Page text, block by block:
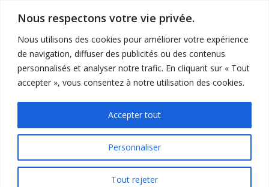
Nous respectons votre vie privée.
Nous utilisons des cookies pour améliorer votre expérience
de navigation, diffuser des publicités ou des contenus
personnalisés et analyser notre trafic. En cliquant sur « Tout
accepter », vous consentez à notre utilisation des cookies.
Personnaliser
Tout rejeter
Accepter tout
MAGALI
Une excellente expérience de voile et de la Grèce et un très
chouette équipage en compagnie d’un skipper également
guide, très sympa ! Je recommanderai cette croisière autour de